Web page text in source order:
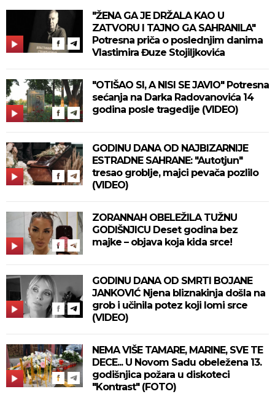
"ŽENA GA JE DRŽALA KAO U
ZATVORU I TAJNO GA SAHRANILA"
Potresna priča o poslednjim danima
Vlastimira Đuze Stojiljkovića
"OTIŠAO SI, A NISI SE JAVIO" Potresna
sećanja na Darka Radovanovića 14
godina posle tragedije (VIDEO)
GODINU DANA OD NAJBIZARNIJE
ESTRADNE SAHRANE: "Autotjun"
tresao groblje, majci pevača pozlilo
(VIDEO)
ZORANNAH OBELEŽILA TUŽNU
GODIŠNJICU Deset godina bez
majke – objava koja kida srce!
GODINU DANA OD SMRTI BOJANE
JANKOVIĆ Njena bliznakinja došla na
grob i učinila potez koji lomi srce
(VIDEO)
NEMA VIŠE TAMARE, MARINE, SVE TE
DECE... U Novom Sadu obeležena 13.
godišnjica požara u diskoteci
"Kontrast" (FOTO)